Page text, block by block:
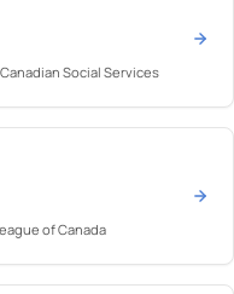
Social Services
of Canada